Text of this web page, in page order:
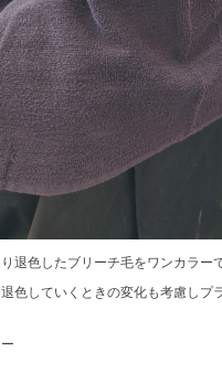
退色したブリーチ毛をワンカラ
色していくときの変化も考慮し